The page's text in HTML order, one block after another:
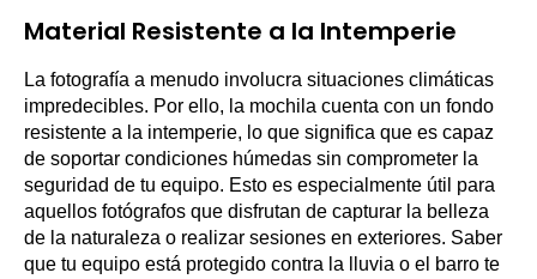
Material Resistente a la Intemperie
La fotografía a menudo involucra situaciones climáticas
impredecibles. Por ello, la mochila cuenta con un fondo
resistente a la intemperie, lo que significa que es capaz
de soportar condiciones húmedas sin comprometer la
seguridad de tu equipo. Esto es especialmente útil para
aquellos fotógrafos que disfrutan de capturar la belleza
de la naturaleza o realizar sesiones en exteriores. Saber
que tu equipo está protegido contra la lluvia o el barro te